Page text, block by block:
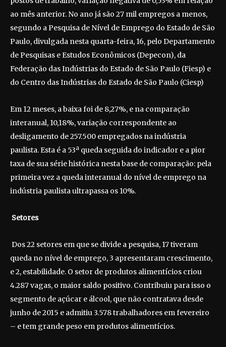
ao mês anterior. No ano já são 27 mil empregos a menos,
segundo a Pesquisa de Nível de Emprego do Estado de São
Paulo, divulgada nesta quarta-feira, 16, pelo Departamento
de Pesquisas e Estudos Econômicos (Depecon), da
Federação das Indústrias do Estado de São Paulo (Fiesp) e
do Centro das Indústrias do Estado de São Paulo (Ciesp)
Em 12 meses, a baixa foi de 8,27%, e na comparação
interanual, 10,18%, variação correspondente ao
desligamento de 257.500 empregados na indústria
paulista. Esta é a 53ª queda seguida do indicador e a pior
taxa de sua série histórica nesta base de comparação: pela
primeira vez a queda interanual do nível de emprego na
indústria paulista ultrapassa os 10%.
Setores
Dos 22 setores em que se divide a pesquisa, 17 tiveram
queda no nível de emprego, 3 apresentaram crescimento,
e 2, estabilidade. O setor de produtos alimentícios criou
4.287 vagas, o maior saldo positivo. Contribuiu para isso o
segmento de açúcar e álcool, que não contratava desde
junho de 2015 e admitiu 3.578 trabalhadores em fevereiro
– e tem grande peso em produtos alimentícios.